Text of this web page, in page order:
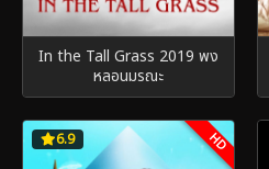
In the Tall Grass 2019 พง
หลอนมรณะ
6.9 HD